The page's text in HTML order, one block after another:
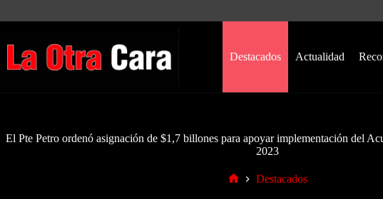
Destacados Actualidad
El Pte Petro ordenó asignación de $1,7 billones para apoyar implementación del
2023
Destacados